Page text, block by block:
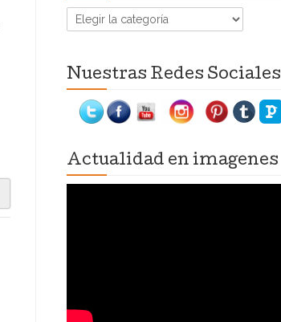
Categorías
Nuestras Redes Sociales
Actualidad en imagenes